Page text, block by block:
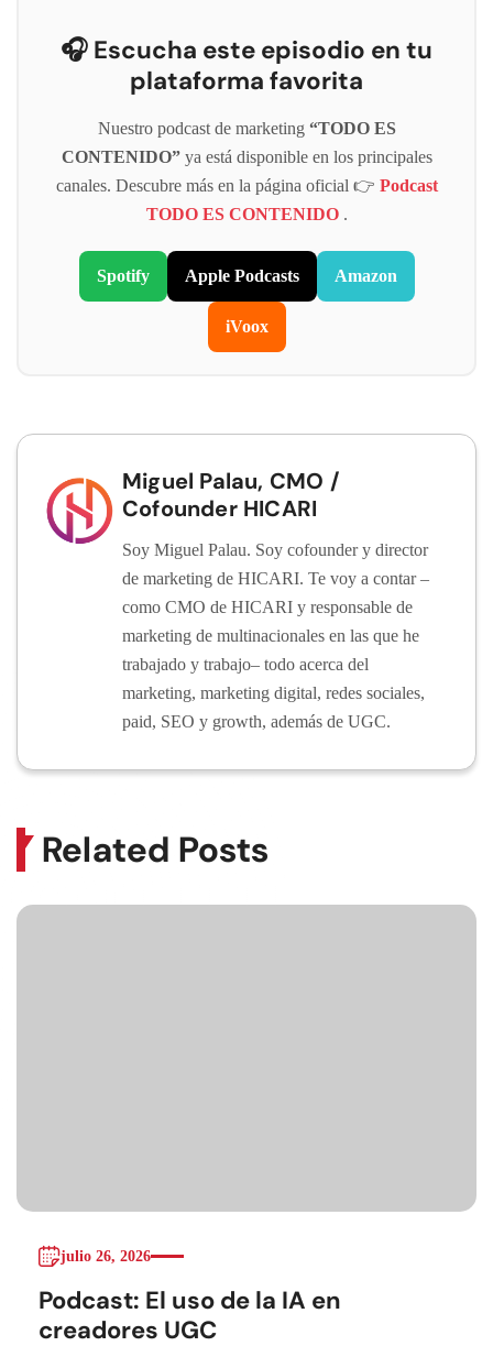
🎧 Escucha este episodio en tu
plataforma favorita
Nuestro podcast de marketing “TODO ES
CONTENIDO”ya está disponible en los principales
canales. Descubre más en la página oficial 👉 Podcast
TODO ES CONTENIDO .
Spotify Apple Podcasts Amazon
iVoox
Miguel Palau, CMO /
Cofounder HICARI
Soy Miguel Palau. Soy cofounder y director
de marketing de HICARI. Te voy a contar –
como CMO de HICARI y responsable de
marketing de multinacionales en las que he
trabajado y trabajo– todo acerca del
marketing, marketing digital, redes sociales,
paid, SEO y growth, además de UGC.
Related Posts
julio 26, 2026
Podcast: El uso de la IA en
creadores UGC